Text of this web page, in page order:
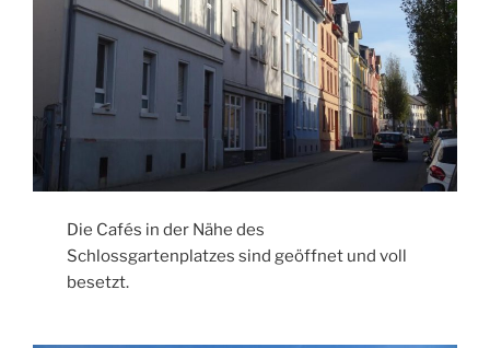
Die Cafés in der Nähe des
Schlossgartenplatzes sind geöffnet und voll
besetzt.